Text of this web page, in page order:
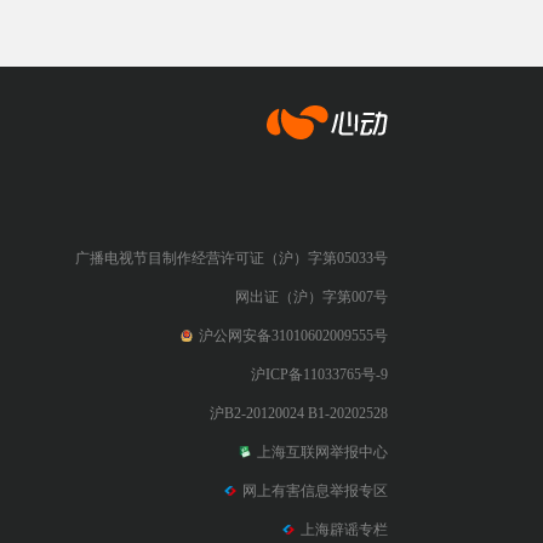
广播电视节目制作经营许可证（沪）字第05033号
网出证（沪）字第007号
沪公网安备31010602009555号
沪ICP备11033765号-9
沪B2-20120024 B1-20202528
上海互联网举报中心
网上有害信息举报专区
上海辟谣专栏
心动网络